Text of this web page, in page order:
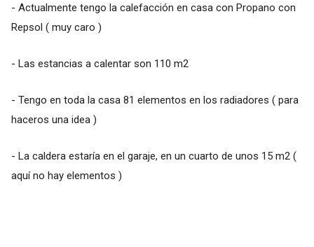
- Actualmente tengo la calefacción en casa con Propano con
Repsol ( muy caro )
- Las estancias a calentar son 110 m2
- Tengo en toda la casa 81 elementos en los radiadores ( para
haceros una idea )
- La caldera estaría en el garaje, en un cuarto de unos 15 m2 (
aquí no hay elementos )